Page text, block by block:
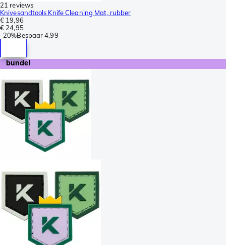
21 reviews
Knivesandtools Knife Cleaning Mat, rubber
€ 19,96
€ 24,95
-20%Bespaar 4,99
bundel